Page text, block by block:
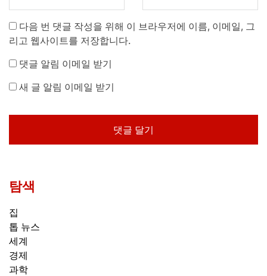
다음 번 댓글 작성을 위해 이 브라우저에 이름, 이메일, 그
리고 웹사이트를 저장합니다.
댓글 알림 이메일 받기
새 글 알림 이메일 받기
탐색
집
톱 뉴스
세계
경제
과학